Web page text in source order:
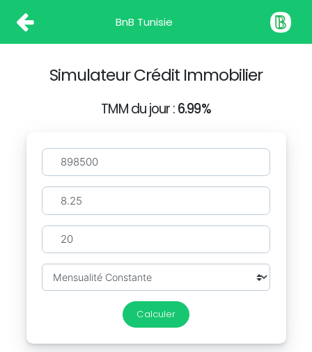
BnB Tunisie
Simulateur Crédit Immobilier
TMM du jour :6.99%
Calculer